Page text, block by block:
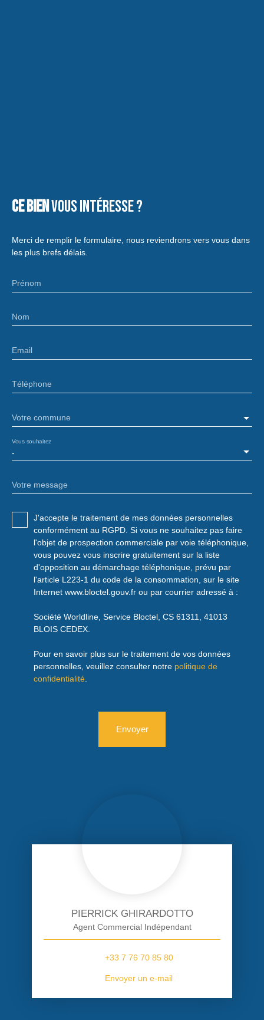
Ce bienvous intéresse ?
Merci de remplir le formulaire, nous reviendrons vers vous dans
les plus brefs délais.
Prénom
Nom
Email
Téléphone
Votre commune
-
Vous souhaitez
Votre message
J'accepte le traitement de mes données personnelles
conformément au RGPD. Si vous ne souhaitez pas faire
l'objet de prospection commerciale par voie téléphonique,
vous pouvez vous inscrire gratuitement sur la liste
d'opposition au démarchage téléphonique, prévu par
l'article L223-1 du code de la consommation, sur le site
Internet www.bloctel.gouv.fr ou par courrier adressé à :
Société Worldline, Service Bloctel, CS 61311, 41013
BLOIS CEDEX.
Pour en savoir plus sur le traitement de vos données
personnelles, veuillez consulter notre politique de
confidentialité
Envoyer
PIERRICK GHIRARDOTTO
Agent Commercial Indépendant
+33 7 76 70 85 80
Envoyer un e-mail